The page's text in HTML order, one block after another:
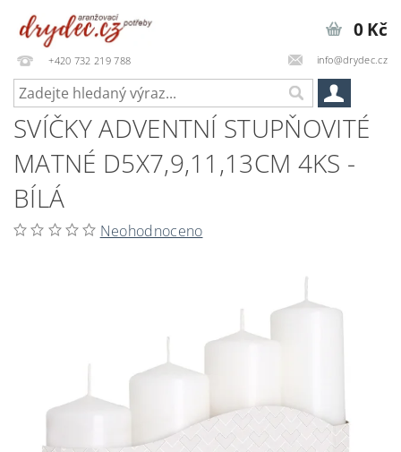
+420 732 219 788 info@drydec.cz
0 Kč
SVÍČKY ADVENTNÍ STUPŇOVITÉ
MATNÉ D5X7,9,11,13CM 4KS -
BÍLÁ
Neohodnoceno